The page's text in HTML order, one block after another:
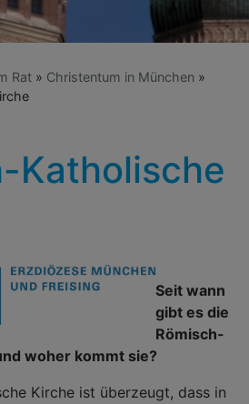
Rat
Christentum in München
Katholische
Seit wann
gibt es die
Römisch-
woher kommt sie?
Kirche ist überzeugt, dass in